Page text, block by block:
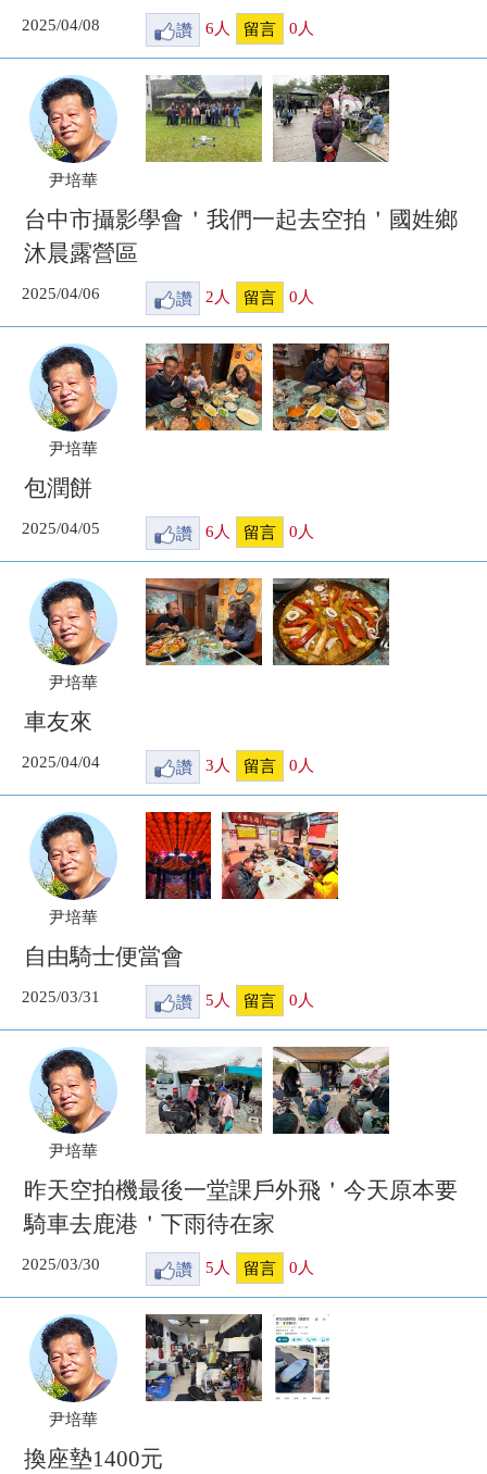
2025/04/08 讚 6人 留言 0人
尹培華
台中市攝影學會＇我們一起去空拍＇國姓鄉
沐晨露營區
2025/04/06 讚 2 人 留言 0 人
尹培華
包潤餅
2025/04/05 讚 6 人 留言 0 人
尹培華
車友來
2025/04/04 讚 3 人 留言 0 人
尹培華
自由騎士便當會
2025/03/31 讚 5 人 留言 0 人
尹培華
昨天空拍機最後一堂課戶外飛＇今天原本要
騎車去鹿港＇下雨待在家
2025/03/30 讚 5人 留言 0人
尹培華
換座墊1400元